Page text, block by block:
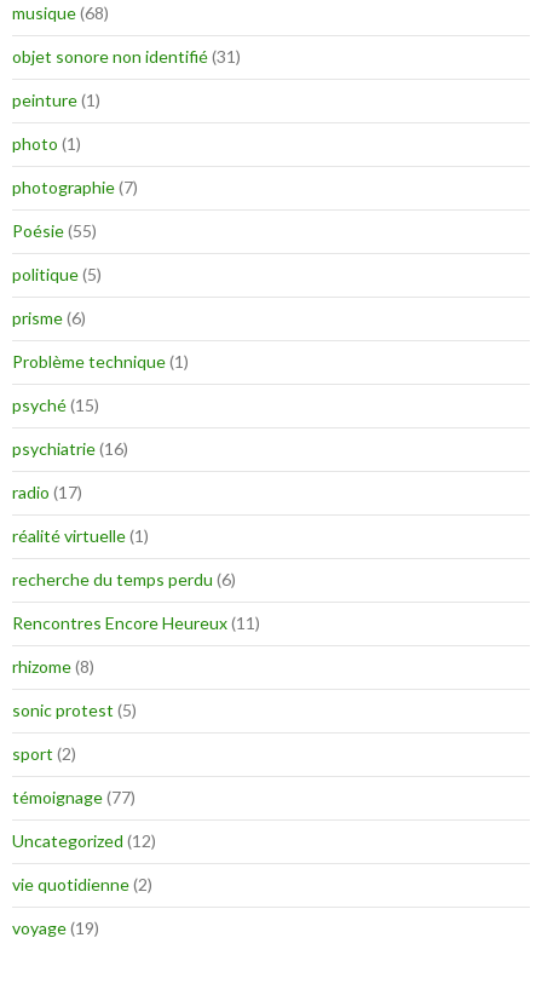
musique(68)
objet sonore non identifié(31)
peinture(1)
photo (1)
photographie(7)
Poésie(55)
politique(5)
prisme(6)
Problème technique(1)
psyché(15)
psychiatrie(16)
radio (17)
réalité virtuelle(1)
recherche du temps perdu (6)
Rencontres Encore Heureux(11)
rhizome(8)
sonic protest (5)
sport (2)
témoignage(77)
Uncategorized (12)
vie quotidienne(2)
voyage(19)